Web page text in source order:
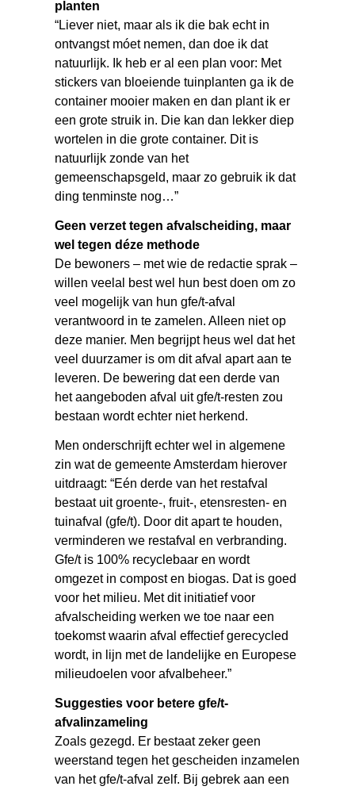
planten
“Liever niet, maar als ik die bak echt in
ontvangst móet nemen, dan doe ik dat
natuurlijk. Ik heb er al een plan voor: Met
stickers van bloeiende tuinplanten ga ik de
container mooier maken en dan plant ik er
een grote struik in. Die kan dan lekker diep
wortelen in die grote container. Dit is
natuurlijk zonde van het
gemeenschapsgeld, maar zo gebruik ik dat
ding tenminste nog…”
Geen verzet tegen afvalscheiding, maar
wel tegen déze methode
De bewoners – met wie de redactie sprak –
willen veelal best wel hun best doen om zo
veel mogelijk van hun gfe/t-afval
verantwoord in te zamelen. Alleen niet op
deze manier. Men begrijpt heus wel dat het
veel duurzamer is om dit afval apart aan te
leveren. De bewering dat een derde van
het aangeboden afval uit gfe/t-resten zou
bestaan wordt echter niet herkend.
Men onderschrijft echter wel in algemene
zin wat de gemeente Amsterdam hierover
uitdraagt: “Eén derde van het restafval
bestaat uit groente-, fruit-, etensresten- en
tuinafval (gfe/t). Door dit apart te houden,
verminderen we restafval en verbranding.
Gfe/t is 100% recyclebaar en wordt
omgezet in compost en biogas. Dat is goed
voor het milieu. Met dit initiatief voor
afvalscheiding werken we toe naar een
toekomst waarin afval effectief gerecycled
wordt, in lijn met de landelijke en Europese
milieudoelen voor afvalbeheer.”
Suggesties voor betere gfe/t-
afvalinzameling
Zoals gezegd. Er bestaat zeker geen
weerstand tegen het gescheiden inzamelen
van het gfe/t-afval zelf. Bij gebrek aan een